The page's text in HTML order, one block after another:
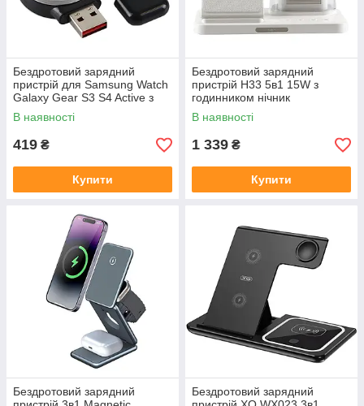
Бездротовий зарядний
пристрій для Samsung Watch
Galaxy Gear S3 S4 Active з
USB Type-C портативний
магнітний
В наявності
419 ₴
Купити
Бездротовий зарядний
пристрій H33 5в1 15W з
годинником нічник
регульована підставка
MagSafe Qi для iPhone Watch
В наявності
1 339 ₴
Купити
Бездротовий зарядний
Бездротовий зарядний